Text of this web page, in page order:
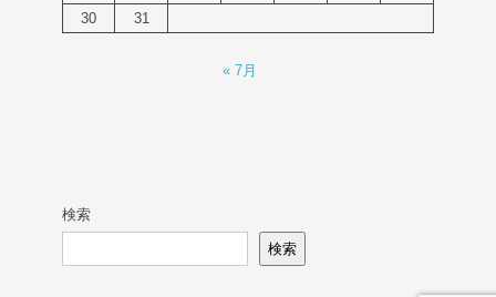
30
31
« 7月
検索
検索